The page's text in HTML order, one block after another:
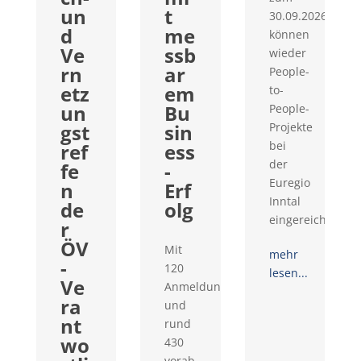
un
d
Ve
rn
etz
un
gst
ref
fe
n
de
r
ÖV
-
Ve
ra
nt
wo
t
me
ssb
ar
em
Bu
sin
ess
-
Erf
olg
Mit
120
Anmeldungen
und
rund
430
30.09.2026
können
wieder
People-
to-
People-
Projekte
bei
der
Euregio
Inntal
eingereicht...
mehr
lesen...